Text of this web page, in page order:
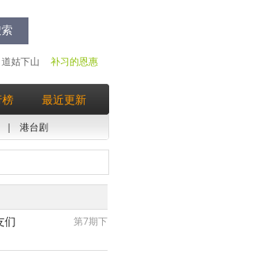
补习的恩惠
道姑下山
最近更新
| 港台剧
们
第7期下